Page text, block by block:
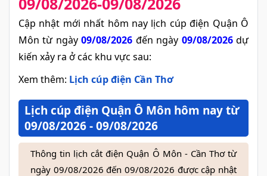
Cập nhật mới nhất hôm nay lịch cúp điện Quận Ô
Môn từ ngày 09/08/2026 đến ngày 09/08/2026dự
kiến xảy ra ở các khu vực sau:
Xem thêm: Lịch cúp điện Cần Thơ
Lịch cúp điện Quận Ô Môn hôm nay từ
09/08/2026 - 09/08/2026
Thông tin lịch cắt điện Quận Ô Môn - Cần Thơ từ
ngày 09/08/2026 đến 09/08/2026 được cập nhật